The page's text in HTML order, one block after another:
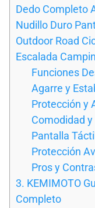
Dedo Completo
Nudillo Duro
Outdoor Road
Escalada
Funciones
Agarre y
Protección y
Comodidad
Pantalla
Protección
Pros y
3. KEMIMOTO
Completo